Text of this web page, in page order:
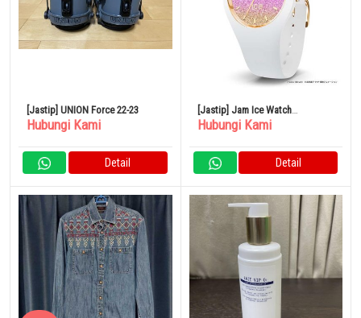
[Jastip] UNION Force 22-23
Hubungi Kami
Detail
[Jastip] Jam Ice Watch
Moonlight Collaboration Sailor
Hubungi Kami
Detail